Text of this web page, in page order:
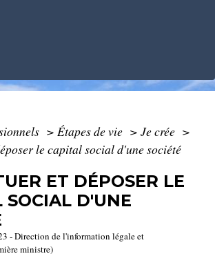
> Étapes de vie > Je crée >
le capital social d'une société
ET DÉPOSER LE
SOCIAL D'UNE
- Direction de l'information légale et
ministre)